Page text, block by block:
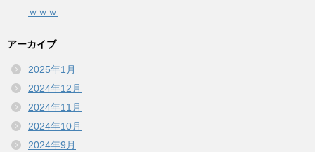
ｗｗｗ
アーカイブ
2025年1月
2024年12月
2024年11月
2024年10月
2024年9月